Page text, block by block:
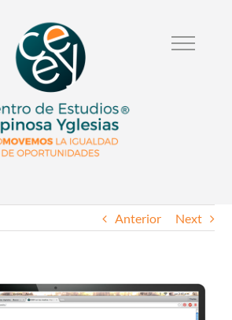
Anterior Next